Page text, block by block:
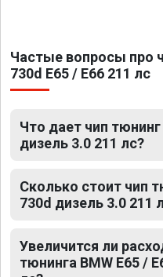
Частые вопросы про
730d E65 / E66 211 лс
Что дает чип тюнинг
дизель 3.0 211 лс?
Сколько стоит чип
730d дизель 3.0 211
Увеличится ли
тюнинга BMW E65 /